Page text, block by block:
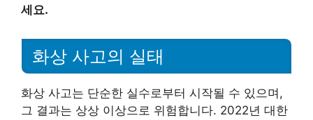
세요.
화상 사고의 실태
화상 사고는 단순한 실수로부터 시작될 수 있으며,
그 결과는 상상 이상으로 위험합니다. 2022년 대한